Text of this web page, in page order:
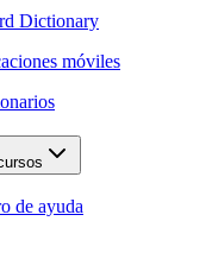
Dictionary
móviles
de ayuda